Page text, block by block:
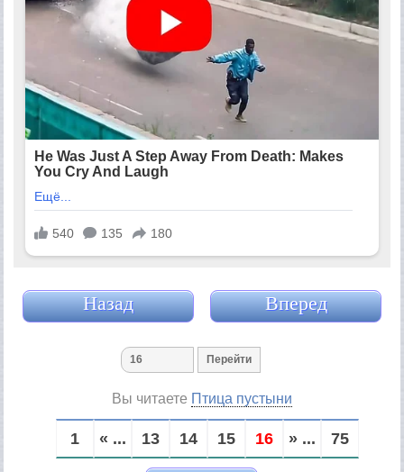
Назад Вперед
Вы читаете Птица пустыни
1 « ... 13 14 15 16 » ... 75